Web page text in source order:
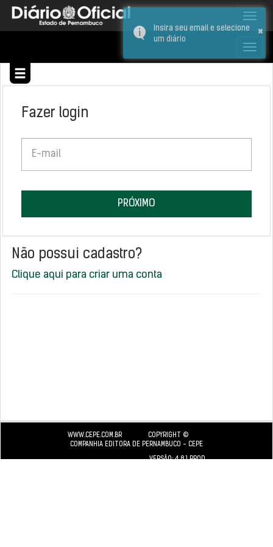
Fazer login
PRÓXIMO
Não possui cadastro?
Clique aqui para criar uma conta
WWW.CEPE.COM.BR
COPYRIGHT ©
COMPANHIA EDITORA DE PERNAMBUCO - CEPE
VERSÃO: 4.8.1 PROD
×
Insira seu email e selecione
um diário